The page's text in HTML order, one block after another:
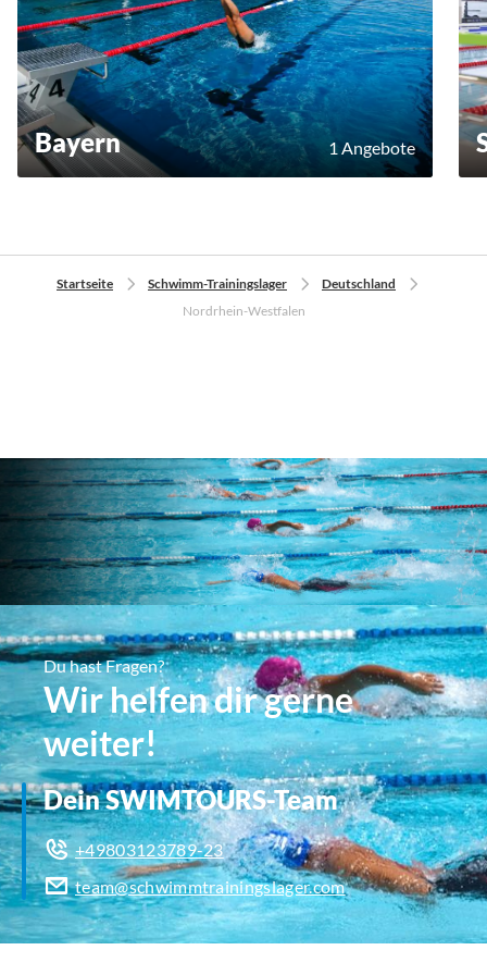
Bayern 1 Angebote
Startseite Schwimm-Trainingslager
Deutschland
Nordrhein-Westfalen
Du hast Fragen?
Wir helfen dir gerne
weiter!
Dein SWIMTOURS-Team
+49803123789-23
team@schwimmtrainingslager.com